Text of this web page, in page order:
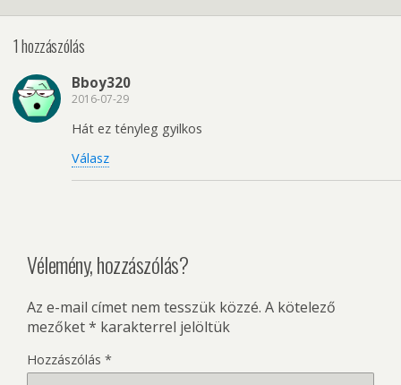
1 hozzászólás
Bboy320
2016-07-29
Hát ez tényleg gyilkos
Válasz
Vélemény, hozzászólás?
Az e-mail címet nem tesszük közzé. A kötelező
mezőket* karakterrel jelöltük
Hozzászólás *